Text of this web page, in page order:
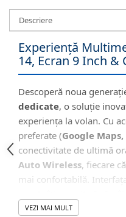
Navigatii 2 DIN
Navigatii 1 DIN
Navigatie GPS Portabil
Accesorii navigatii
CarPlay&Android Auto
Camera Marsarier
Camera Trafic DVR
Rama adaptare
Camera marsarier
Adaptoare Navigatii
Rame adaptare 2DIN
Descriere
Experiență
14, Ecran 9 Inch &
Descoperă noua
dedicate, o soluție
experiența la volan. Cu
preferate (Google Maps,
conectivitate de ultimă
Auto Wireless, fiecare
mai confortabilă.
VEZI MAI MULT